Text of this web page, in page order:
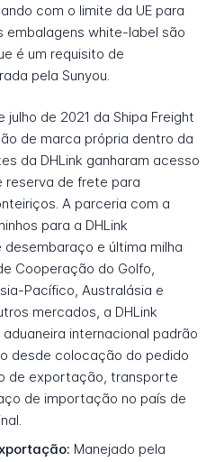
com o limite da UE para
embalagens white-label são
é um requisito de
pela Sunyou.
de 2021 da Shipa Freight
de marca própria dentro da
da DHLink ganharam acesso
reserva de frete para
A parceria com a
para a DHLink
e última milha
Cooperação do Golfo,
Pacífico, Australásia e
mercados, a DHLink
internacional padrão
desde colocação do pedido
de exportação, transporte
de importação no país de
Manejado pela